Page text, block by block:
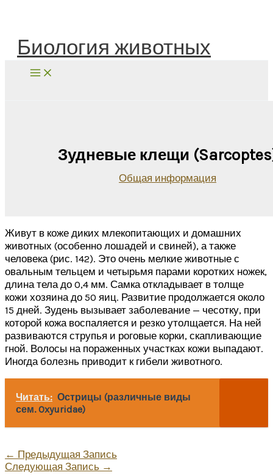
Биология животных
Зудневые клещи
Общая информация
Живут в коже диких млекопитающих и домашних
животных (особенно лошадей и свиней), а также
человека (рис. 142). Это очень мелкие животные с
овальным тельцем и четырьмя парами коротких ножек,
длина тела до 0,4 мм. Самка откладывает в толще
кожи хозяина до 50 яиц. Развитие продолжается около
15 дней. Зудень вызывает заболевание — чесотку, при
которой кожа воспаляется и резко утолщается. На ней
развиваются струпья и роговые корки, скапливающие
гной. Волосы на пораженных участках кожи выпадают.
Иногда болезнь приводит к гибели животного.
Читать: Острицы (различные виды
сем. Oxyuridae)
← Предыдущая Запись
Следующая Запись →